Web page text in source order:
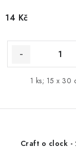
14 Kč
1 ks; 15 x 30
Craft o clock -